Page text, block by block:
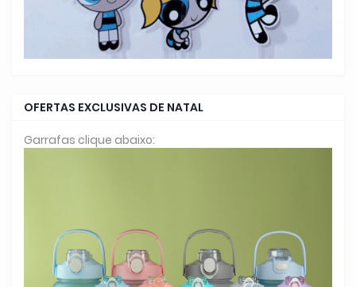
OFERTAS EXCLUSIVAS DE NATAL
Garrafas clique abaixo: